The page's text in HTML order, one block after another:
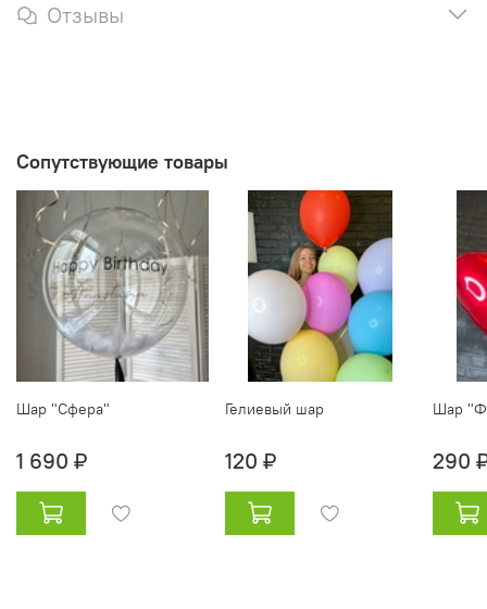
Отзывы
Сопутствующие товары
Шар "Сфера"
1 690 ₽
Гелиевый шар
120 ₽
Шар
290